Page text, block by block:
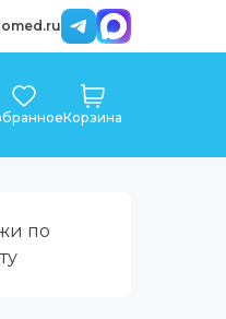
Корзина
по